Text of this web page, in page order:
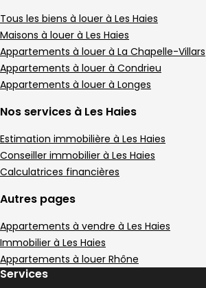
Tous les biens à louer à Les Haies
Maisons à louer à Les Haies
Appartements à louer à La Chapelle-Villars
Appartements à louer à Condrieu
Appartements à louer à Longes
Nos services à Les Haies
Estimation immobilière à Les Haies
Conseiller immobilier à Les Haies
Calculatrices financières
Autres pages
Appartements à vendre à Les Haies
Immobilier à Les Haies
Appartements à louer Rhône
Services